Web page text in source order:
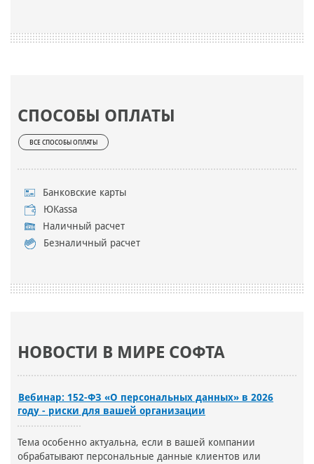
СПОСОБЫ ОПЛАТЫ
ВСЕ СПОСОБЫ ОПЛАТЫ
Банковские карты
ЮKassa
Наличный расчет
Безналичный расчет
НОВОСТИ В МИРЕ СОФТА
Вебинар: 152-ФЗ «О персональных данных» в 2026
году - риски для вашей организации
Тема особенно актуальна, если в вашей компании
обрабатывают персональные данные клиентов или